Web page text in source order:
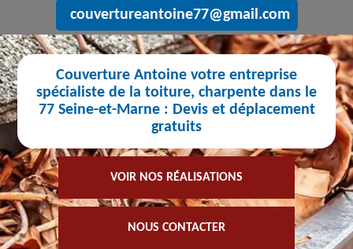
couvertureantoine77@gmail.com
Couverture Antoine votre entreprise
spécialiste de la toiture, charpente dans le
77 Seine-et-Marne : Devis et déplacement
gratuits
VOIR NOS RÉALISATIONS
NOUS CONTACTER